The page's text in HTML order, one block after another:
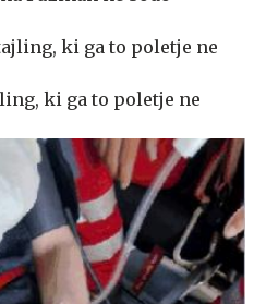
ki ga to poletje ne